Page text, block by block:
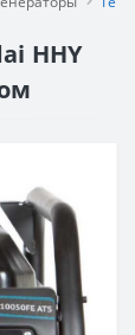
HHY